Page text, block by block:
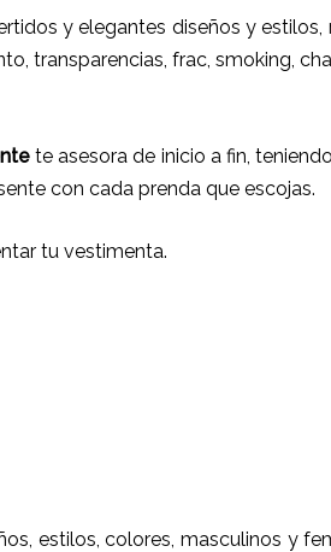
y elegantes diseños y estilos,
transparencias, frac, smoking,
te asesora de inicio a fin,
con cada prenda que escojas.
tu vestimenta.
estilos, colores, masculinos y